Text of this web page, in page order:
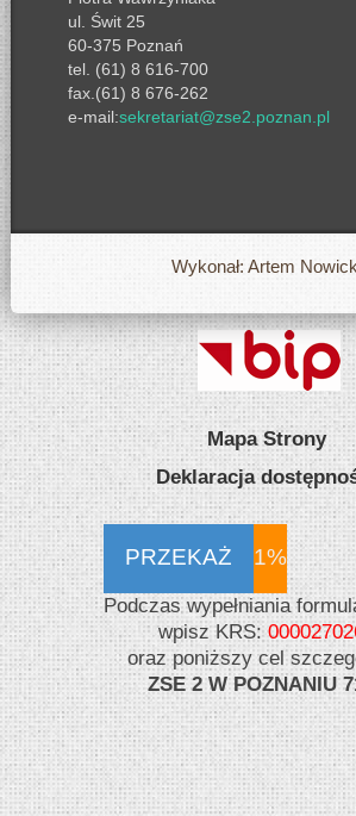
ul. Świt 25
60-375 Poznań
tel. (61) 8 616-700
fax.(61) 8 676-262
e-mail:sekretariat@zse2.poznan.pl
Wykonał: Artem
Mapa Strony
Deklaracja
PRZEKAŻ 1%
Podczas wypełniania
wpisz KRS:
oraz poniższy cel
ZSE 2 W POZNANIU